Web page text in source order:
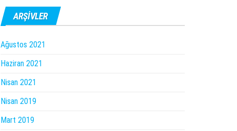
ARŞIVLER
Ağustos 2021
Haziran 2021
Nisan 2021
Nisan 2019
Mart 2019